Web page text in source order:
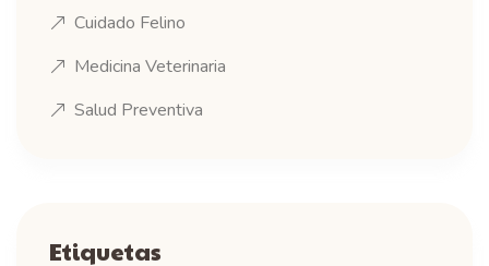
Cuidado Felino
Medicina Veterinaria
Salud Preventiva
Etiquetas